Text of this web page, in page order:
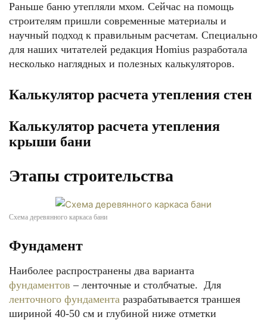
Раньше баню утепляли мхом. Сейчас на помощь
строителям пришли современные материалы и
научный подход к правильным расчетам. Специально
для наших читателей редакция Homius разработала
несколько наглядных и полезных калькуляторов.
Калькулятор расчета утепления стен
Калькулятор расчета утепления
крыши бани
Этапы строительства
Схема деревянного каркаса бани
Фундамент
Наиболее распространены два варианта
фундаментов – ленточные и столбчатые. Для
ленточного фундамента разрабатывается траншея
шириной 40-50 см и глубиной ниже отметки